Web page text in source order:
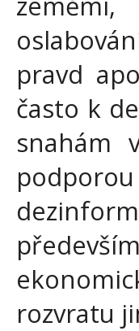
pravd
často k
snahám
rozvratu